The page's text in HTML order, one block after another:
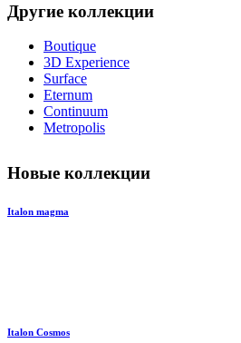
Другие коллекции
Boutique
3D Experience
Surface
Eternum
Continuum
Metropolis
Новые коллекции
Italon magma
Italon Cosmos